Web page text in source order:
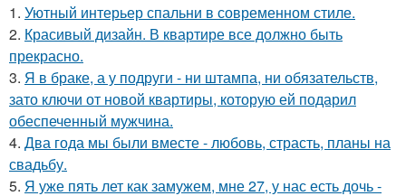
1. Уютный интерьер спальни в современном стиле.
2. Красивый дизайн. В квартире все должно быть
прекрасно.
3. Я в браке, а у подруги - ни штампа, ни обязательств,
зато ключи от новой квартиры, которую ей подарил
обеспеченный мужчина.
4. Два года мы были вместе - любовь, страсть, планы на
свадьбу.
5. Я уже пять лет как замужем, мне 27, у нас есть дочь -